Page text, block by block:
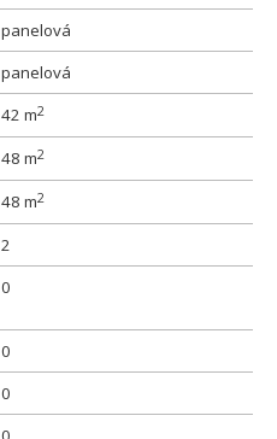
panelová
panelová
42 m2
48 m2
48 m2
2
0
0
0